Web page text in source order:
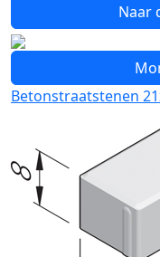
Naar
Betonstraatstenen